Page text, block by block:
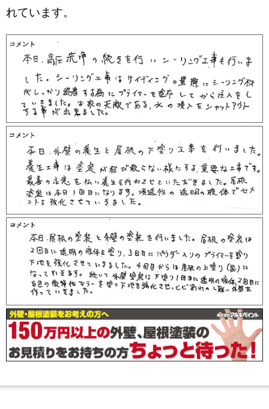
れています。